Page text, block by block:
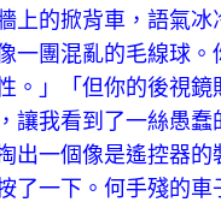
上的掀背車，語氣冰
一團混亂的毛線球。
。」「但你的後視
讓我看到了一絲愚蠢
出一個像是遙控器的
了一下。何手殘的車